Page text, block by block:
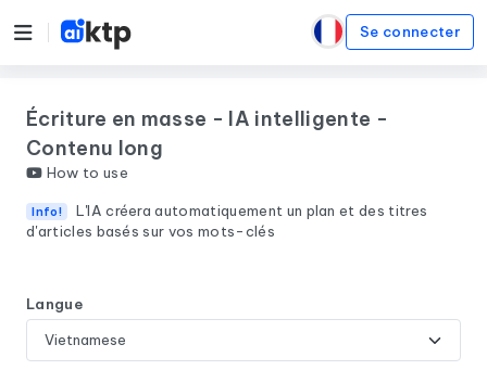
Se connecter
Écriture en masse - IA intelligente -
Contenu long
How to use
Info!
L'IA créera automatiquement un plan et des titres
d'articles basés sur vos mots-clés
Langue